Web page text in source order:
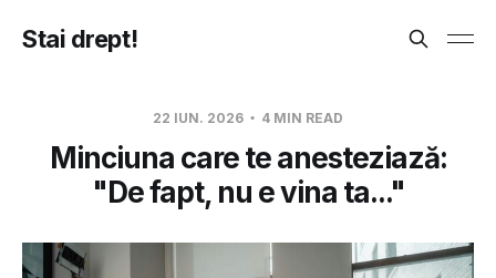
Stai drept!
22 IUN. 2026 4 MIN READ
Minciuna care te anesteziază:
"De fapt, nu e vina ta..."